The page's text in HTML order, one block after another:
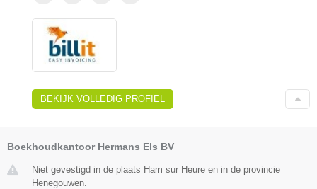
BEKIJK VOLLEDIG PROFIEL
Boekhoudkantoor Hermans Els BV
Niet gevestigd in de plaats Ham sur Heure en in de provincie
Henegouwen.